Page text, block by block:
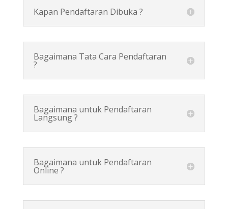
Kapan Pendaftaran Dibuka ?
Bagaimana Tata Cara Pendaftaran
?
Bagaimana untuk Pendaftaran
Langsung ?
Bagaimana untuk Pendaftaran
Online ?